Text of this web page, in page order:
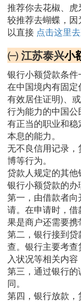
推荐你去花椒、
较推荐去蝴蝶，
以直接 点击这里
㈠ 江苏泰兴小
银行小额贷款条件
在中国境内有固
有效居住证明)、
行为能力的中国公
有正当的职业和
本息的能力。
无不良信用记录
博等行为。
贷款人规定的其
银行小额贷款的办
第一，由借款者
请。在申请时，
果是商户还需要携
第二，银行接到
查。银行主要考
入状况等相关内容
第三，通过银行
同。
第四，银行放款，